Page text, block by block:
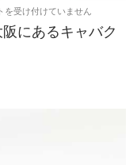
を受け付けていません
にあるキャバク